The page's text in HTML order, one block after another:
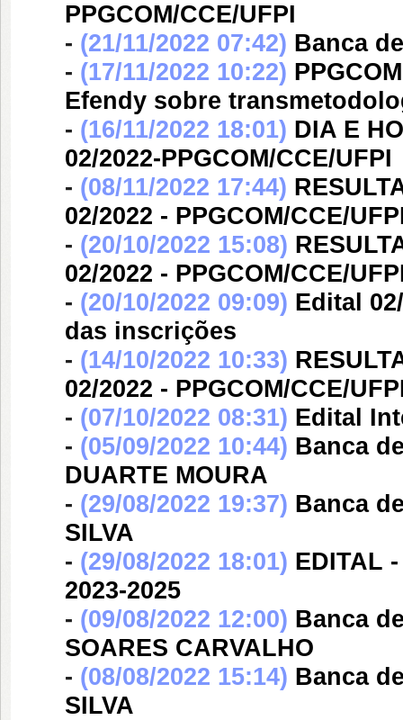
PPGCOM/CCE/UFPI
- (21/11/2022 07:42) Banca
- (17/11/2022 10:22)
Efendy sobre
- (16/11/2022 18:01) DIA E
02/2022-PPGCOM/CCE/UFPI
- (08/11/2022 17:44)
02/2022 - PPGCOM/CCE/
- (20/10/2022 15:08)
02/2022 - PPGCOM/CCE/
- (20/10/2022 09:09) Edital
das inscrições
- (14/10/2022 10:33)
02/2022 - PPGCOM/CCE/
- (07/10/2022 08:31) Edital
- (05/09/2022 10:44) Banca
DUARTE MOURA
- (29/08/2022 19:37) Banca
SILVA
- (29/08/2022 18:01) EDITAL
2023-2025
- (09/08/2022 12:00) Banca
SOARES CARVALHO
- (08/08/2022 15:14) Banca
SILVA